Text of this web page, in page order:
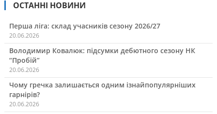
ОСТАННІ НОВИНИ
Перша ліга: склад учасників сезону 2026/27
20.06.2026
Володимир Ковалюк: підсумки дебютного сезону НК
“Пробій”
20.06.2026
Чому гречка залишається одним ізнайпопулярніших
гарнірів?
20.06.2026